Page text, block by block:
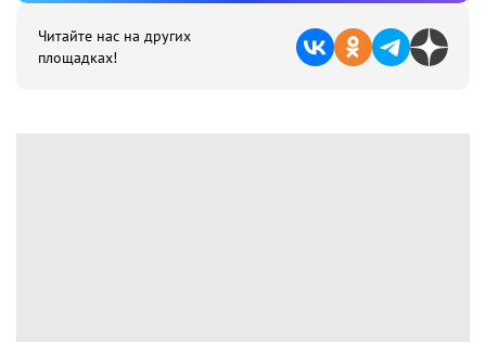
Читайте нас на других
площадках!